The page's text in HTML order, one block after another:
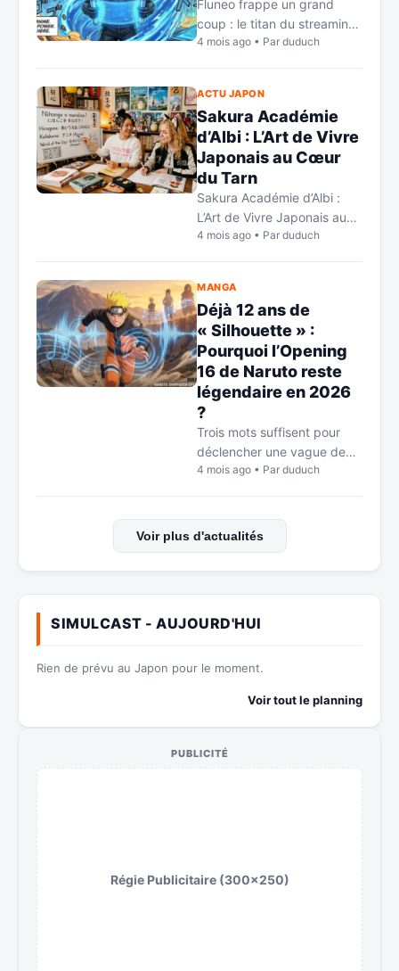
Fluneo frappe un grand
coup : le titan du streaming
Gogoanime passe sous
sphère de l’animation
japonaise…
4 mois ago • Par duduch
ACTU JAPON
Sakura Académie
d’Albi : L’Art de Vivre
Japonais au Cœur
du Tarn
Sakura Académie d’Albi :
L’Art de Vivre Japonais au
Cœur du Tarn Nichée dans
comme une véritable…
4 mois ago • Par duduch
MANGA
Déjà 12 ans de
« Silhouette » :
Pourquoi l’Opening
16 de Naruto reste
légendaire en 2026
?
Trois mots suffisent pour
déclencher une vague de
nostalgie planétaire : « Issée
12…
4 mois ago • Par duduch
Voir plus d'actualités
SIMULCAST - AUJOURD'HUI
Rien de prévu au Japon pour le moment.
Voir tout le planning
PUBLICITÉ
Régie Publicitaire (300x250)